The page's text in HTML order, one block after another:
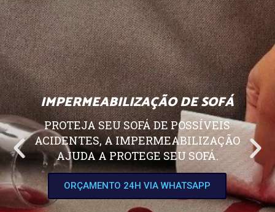
IMPERMEABILIZAÇÃO DE SOFÁ
PROTEJA SEU SOFÁ DE POSSÍVEIS
ACIDENTES, A IMPERMEABILIZAÇÃO
AJUDA A PROTEGE SEU SOFÁ.
ORÇAMENTO 24H VIA WHATSAPP